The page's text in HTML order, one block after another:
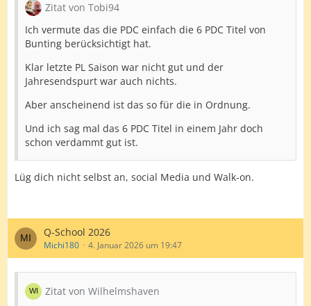
Zitat von Tobi94
Ich vermute das die PDC einfach die 6 PDC Titel von
Bunting berücksichtigt hat.
Klar letzte PL Saison war nicht gut und der
Jahresendspurt war auch nichts.
Aber anscheinend ist das so für die in Ordnung.
Und ich sag mal das 6 PDC Titel in einem Jahr doch
schon verdammt gut ist.
Lüg dich nicht selbst an, social Media und Walk-on.
Q-School 2026
Michi180 4. Januar 2026 um 19:47
Zitat von Wilhelmshaven